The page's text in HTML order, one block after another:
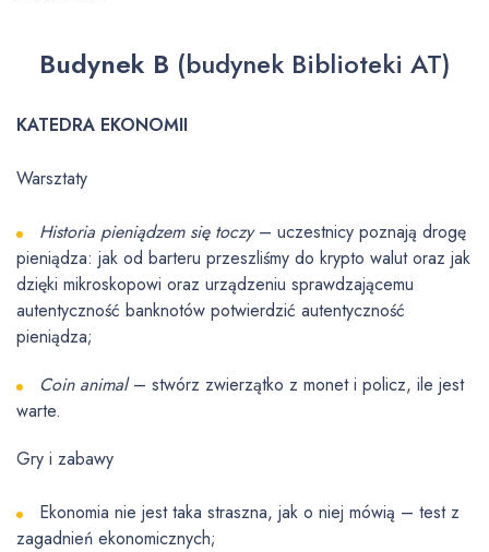
Budynek B (budynek Biblioteki AT)
KATEDRA EKONOMII
Warsztaty
Historia pieniądzem się toczy– uczestnicy poznają drogę
pieniądza: jak od barteru przeszliśmy do krypto walut oraz jak
dzięki mikroskopowi oraz urządzeniu sprawdzającemu
autentyczność banknotów potwierdzić autentyczność
pieniądza;
Coin animal– stwórz zwierzątko z monet i policz, ile jest
warte.
Gry i zabawy
Ekonomia nie jest taka straszna, jak o niej mówią – test z
zagadnień ekonomicznych;